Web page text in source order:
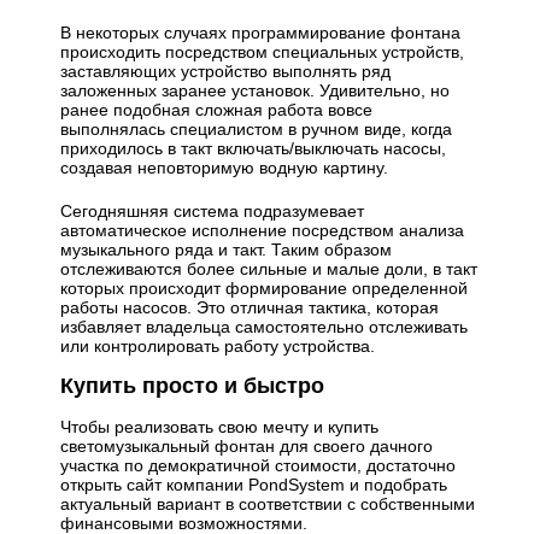
В некоторых случаях программирование фонтана
происходить посредством специальных устройств,
заставляющих устройство выполнять ряд
заложенных заранее установок. Удивительно, но
ранее подобная сложная работа вовсе
выполнялась специалистом в ручном виде, когда
приходилось в такт включать/выключать насосы,
создавая неповторимую водную картину.
Сегодняшняя система подразумевает
автоматическое исполнение посредством анализа
музыкального ряда и такт. Таким образом
отслеживаются более сильные и малые доли, в такт
которых происходит формирование определенной
работы насосов. Это отличная тактика, которая
избавляет владельца самостоятельно отслеживать
или контролировать работу устройства.
Купить просто и быстро
Чтобы реализовать свою мечту и купить
светомузыкальный фонтан для своего дачного
участка по демократичной стоимости, достаточно
открыть сайт компании PondSystem и подобрать
актуальный вариант в соответствии с собственными
финансовыми возможностями.